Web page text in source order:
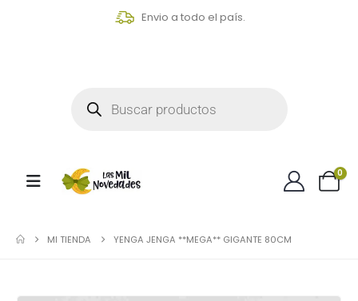
Envio a todo el país.
0
MI TIENDA YENGA JENGA **MEGA** GIGANTE 80CM